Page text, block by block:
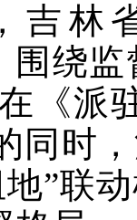
林省
围绕
《派
同时
”联